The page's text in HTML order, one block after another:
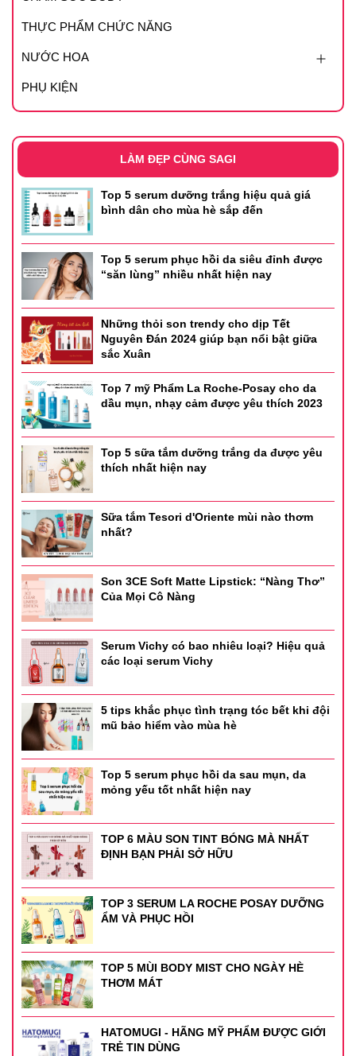
- Không gây hiện tượng khô, mốc nền.
Thông tin sản phẩm
- Dung tích: 7ml
- Thương hiệu: Estée Lauder
- Xuất xứ thương hiệu: Mỹ
THỰC PHẨM CHỨC NĂNG
NƯỚC HOA
PHỤ KIỆN
LÀM ĐẸP CÙNG SAGI
Top 5 serum dưỡng trắng hiệu quả giá
bình dân cho mùa hè sắp đến
Top 5 serum phục hồi da siêu đỉnh được
“săn lùng” nhiều nhất hiện nay
Những thỏi son trendy cho dịp Tết
Nguyên Đán 2024 giúp bạn nổi bật giữa
sắc Xuân
Top 7 mỹ Phẩm La Roche-Posay cho da
dầu mụn, nhạy cảm được yêu thích 2023
Top 5 sữa tắm dưỡng trắng da được yêu
thích nhất hiện nay
Sữa tắm Tesori d'Oriente mùi nào thơm
nhất?
Son 3CE Soft Matte Lipstick: “Nàng Thơ”
Của Mọi Cô Nàng
Serum Vichy có bao nhiêu loại? Hiệu quả
các loại serum Vichy
5 tips khắc phục tình trạng tóc bết khi đội
mũ bảo hiểm vào mùa hè
Top 5 serum phục hồi da sau mụn, da
mỏng yếu tốt nhất hiện nay
TOP 6 MÀU SON TINT BÓNG MÀ NHẤT
ĐỊNH BẠN PHẢI SỞ HỮU
TOP 3 SERUM LA ROCHE POSAY DƯỠNG
ẨM VÀ PHỤC HỒI
TOP 5 MÙI BODY MIST CHO NGÀY HÈ
THƠM MÁT
HATOMUGI - HÃNG MỸ PHẨM ĐƯỢC GIỚI
TRẺ TIN DÙNG